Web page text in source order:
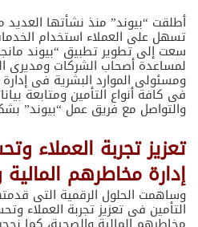
أطلقت “بيوند” منذ نشأتها العديد
سعت إلى تطوير تطبيق “بيوند
لمساعدة أصحاب الشركات ومديرى
ومسئولى الموارد البشرية فى
فى كافة أنواع التأمين ومتابعة
والتواصل مع فريق عمل
تعزيز تجربة العملاء
إدارة مخاطرهم
وساهمت الحلول الرقمية التى
التأمين فى تعزيز تجربة العملاء